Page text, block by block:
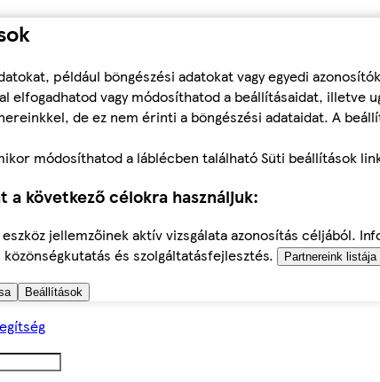
például böngészési adatokat vagy egyedi
elfogadhatod vagy módosíthatod a beállításaidat, illetve
de ez nem érinti a böngészési adataidat. A
módosíthatod a láblécben található Süti beállítások
következő célokra használjuk:
jellemzőinek aktív vizsgálata azonosítás
és szolgáltatásfejlesztés.
Partnereink listája
Beállítások